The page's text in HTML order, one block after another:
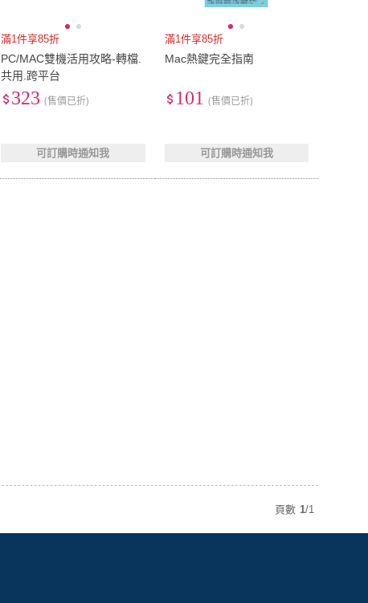
滿1件享85折
PC/MAC雙機活用攻略-轉檔.
共用.跨平台
323 (售價已折)
可訂購時通知我
滿1件享85折
Mac熱鍵完全指南
101 (售價已折)
可訂購時通知我
頁數 1/1